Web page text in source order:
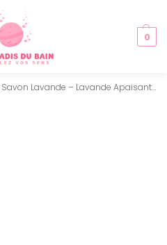
0
Lavande – Lavande Apaisante (1,3kg)